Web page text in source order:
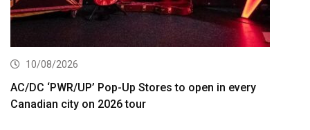
10/08/2026
AC/DC ‘PWR/UP’ Pop-Up Stores to open in every
Canadian city on 2026 tour